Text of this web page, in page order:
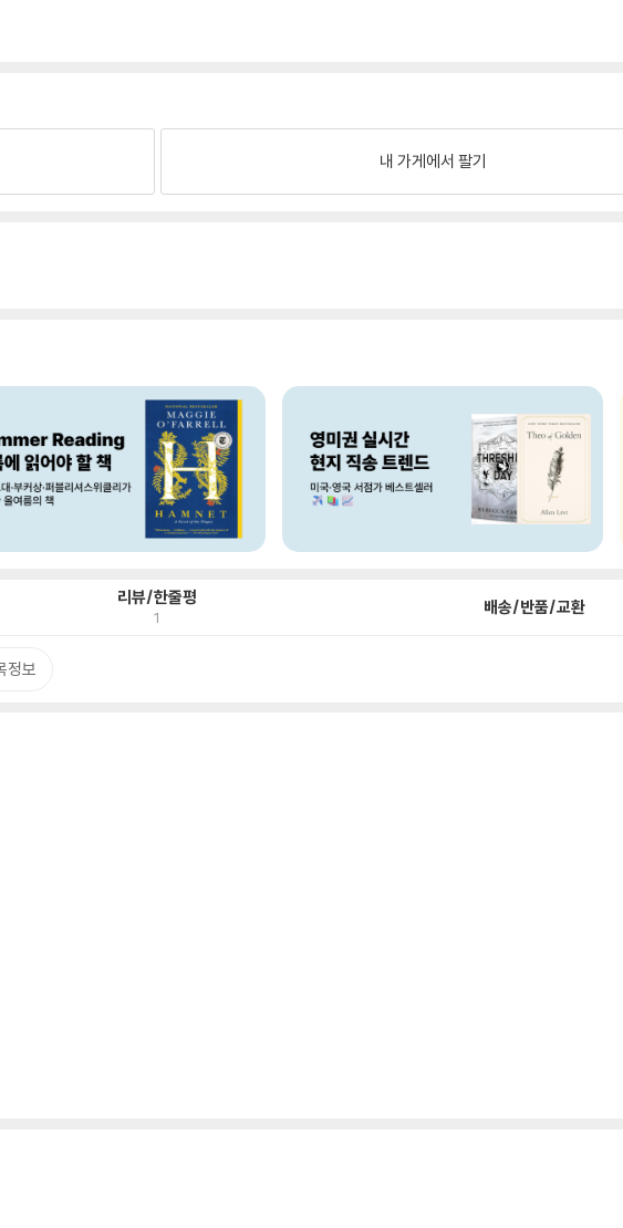
내 가게에서 팔기
리뷰/한줄평
1 배송/반품/교환
정보